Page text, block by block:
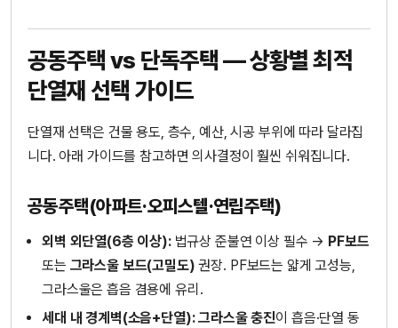
공동주택 vs 단독주택 — 상황별 최적
단열재 선택 가이드
단열재 선택은 건물 용도, 층수, 예산, 시공 부위에 따라 달라집
니다. 아래 가이드를 참고하면 의사결정이 훨씬 쉬워집니다.
공동주택(아파트·오피스텔·연립주택)
외벽 외단열(6층 이상):법규상 준불연 이상 필수 → PF보드
또는 그라스울 보드(고밀도) 권장. PF보드는 얇게 고성능,
그라스울은 흡음 겸용에 유리.
세대 내 경계벽(소음+단열): 그라스울 충진이 흡음·단열 동